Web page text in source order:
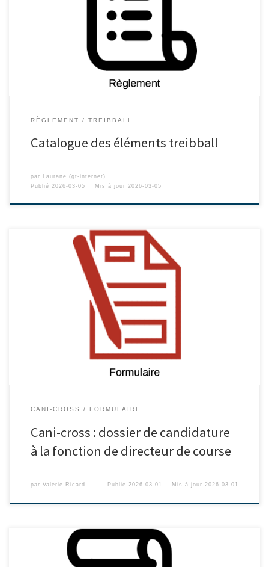
RÈGLEMENT TREIBBALL
Catalogue des éléments treibball
par
Laurane (gt-internet)
Publié 2026-03-05 Mis à jour 2026-03-05
CANI-CROSS FORMULAIRE
Cani-cross : dossier de candidature
à la fonction de directeur de course
par Valérie Ricard Publié2026-03-01 Mis à jour2026-03-01